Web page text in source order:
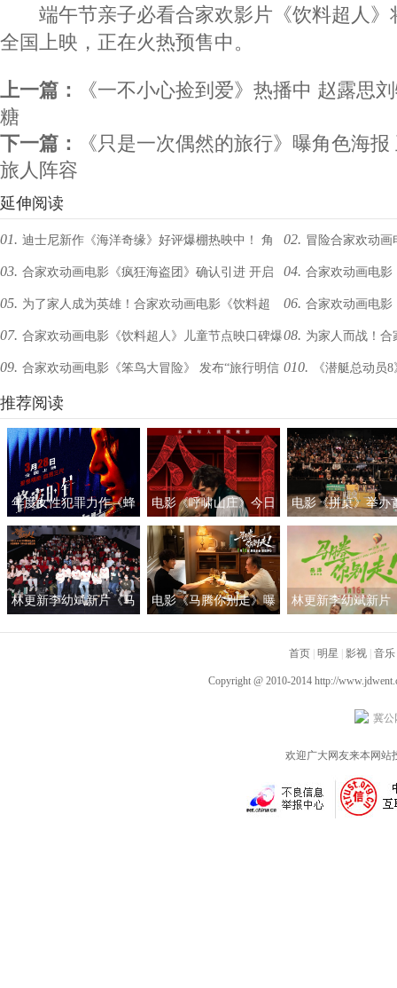
端午节亲子必看合家欢影片《饮料超人》
全国上映，正在火热预售中。
上一篇：
《一不小心捡到爱》热播中 赵露思
糖
下一篇：
《只是一次偶然的旅行》曝角色海
旅人阵容
延伸阅读
01. 迪士尼新作《海洋奇缘》好评爆棚热映中！ 角
色亮眼故事获赞 逆天视效打造合家欢首选
02. 冒险合家欢动
河守卫战一触即发
03. 合家欢动画电影《疯狂海盗团》确认引进 开启
奇幻冒险之旅
04. 合家欢动画电影
必看 欢乐开战
05. 为了家人成为英雄！合家欢动画电影《饮料超
人》发布“520”特别海报
06. 合家欢动画电影
照 勇敢成长 家是方
07. 合家欢动画电影《饮料超人》儿童节点映口碑爆
棚 全家一起端午必看
08. 为家人而战！
预告 英雄出击
09. 合家欢动画电影《笨鸟大冒险》 发布“旅行明信
片” 这个暑期一起云旅行
010. 《潜艇总动员
推荐阅读
年度女性犯罪力作《蜂
蜜的针》定档3月28日
绝版影后阵容癫
电影《呼啸山庄》今日
上映
电影《拼桌》举办
礼及路演 白色情人
约搭子稳稳幸福
林更新李幼斌新片《马
电影《马腾你别走》曝
生“新地图”
林更新李幼斌新片
首页 明星 影视 音乐
Copyright @ 2010-2014 http://
冀公
欢迎广大网友来本网站